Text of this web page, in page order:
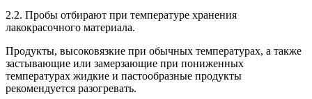
2.2. Пробы отбирают при температуре хранения
лакокрасочного материала.
Продукты, высоковязкие при обычных температурах, а также
застывающие или замерзающие при пониженных
температурах жидкие и пастообразные продукты
рекомендуется разогревать.